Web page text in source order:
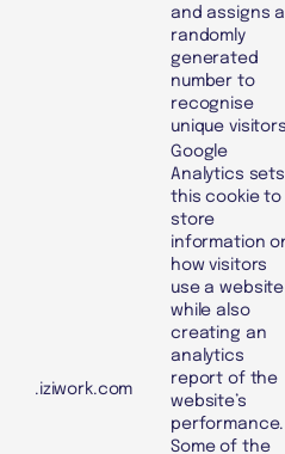
and assigns a
randomly
generated
number to
recognise
unique
.iziwork.com
Google
Analytics sets
this cookie to
store
information
how visitors
use a website
while also
creating an
analytics
report of the
website’s
performance.
Some of the